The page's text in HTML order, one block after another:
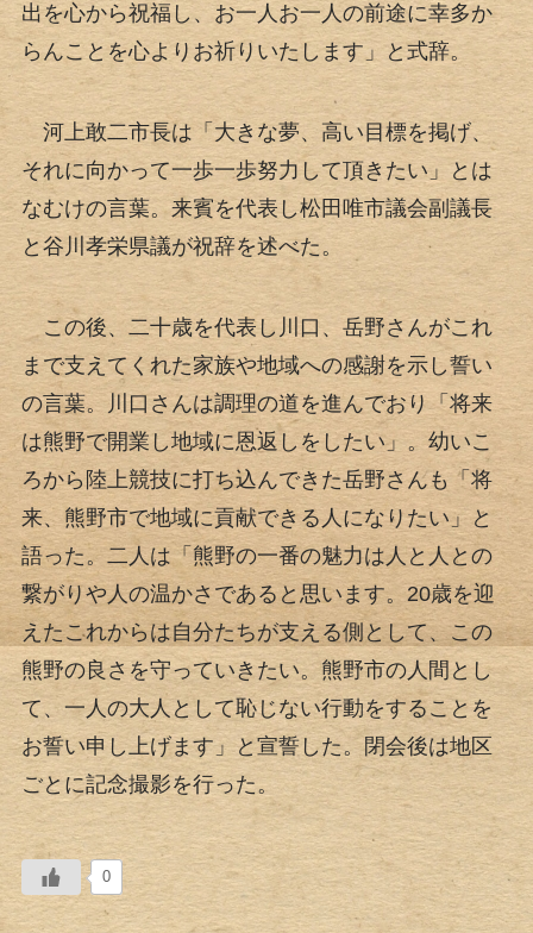
出を心から祝福し、お一人お一人の前途に幸多か
らんことを心よりお祈りいたします」と式辞。
河上敢二市長は「大きな夢、高い目標を掲げ、
それに向かって一歩一歩努力して頂きたい」とは
なむけの言葉。来賓を代表し松田唯市議会副議長
と谷川孝栄県議が祝辞を述べた。
この後、二十歳を代表し川口、岳野さんがこれ
まで支えてくれた家族や地域への感謝を示し誓い
の言葉。川口さんは調理の道を進んでおり「将来
は熊野で開業し地域に恩返しをしたい」。幼いこ
ろから陸上競技に打ち込んできた岳野さんも「将
来、熊野市で地域に貢献できる人になりたい」と
語った。二人は「熊野の一番の魅力は人と人との
繋がりや人の温かさであると思います。20歳を迎
えたこれからは自分たちが支える側として、この
熊野の良さを守っていきたい。熊野市の人間とし
て、一人の大人として恥じない行動をすることを
お誓い申し上げます」と宣誓した。閉会後は地区
ごとに記念撮影を行った。
0